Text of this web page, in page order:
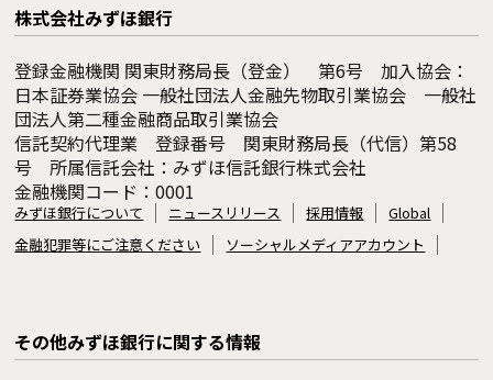
株式会社みずほ銀行
登録金融機関 関東財務局長（登金） 第6号 加入協会：
日本証券業協会 一般社団法人金融先物取引業協会 一般社
団法人第二種金融商品取引業協会
信託契約代理業 登録番号 関東財務局長（代信）第58
号 所属信託会社：みずほ信託銀行株式会社
金融機関コード：0001
みずほ銀行について ニュースリリース 採用情報
Global
金融犯罪等にご注意ください
ソーシャルメディアアカウント
その他みずほ銀行に関する情報